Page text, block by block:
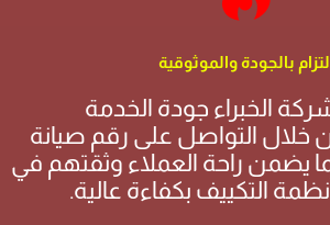
بالجودة والموثوقية
الخبراء جودة الخدمة
خلال التواصل على رقم صيانة
يضمن راحة العملاء وثقتهم في
التكييف بكفاءة عالية.